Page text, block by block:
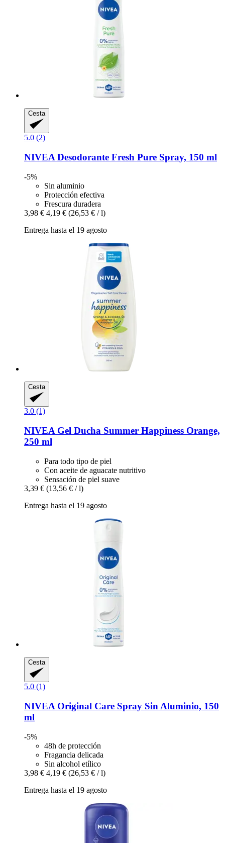
Cesta
5.0 (2)
NIVEA Desodorante Fresh Pure Spray, 150 ml
-5%
Sin aluminio
Protección efectiva
Frescura duradera
3,98 € 4,19 € (26,53 € / l)
Entrega hasta el 19 agosto
Cesta
3.0 (1)
NIVEA Gel Ducha Summer Happiness Orange,
250 ml
Para todo tipo de piel
Con aceite de aguacate nutritivo
Sensación de piel suave
3,39 € (13,56 € / l)
Entrega hasta el 19 agosto
Cesta
5.0 (1)
NIVEA Original Care Spray Sin Aluminio, 150
ml
-5%
48h de protección
Fragancia delicada
Sin alcohol etílico
3,98 € 4,19 € (26,53 € / l)
Entrega hasta el 19 agosto